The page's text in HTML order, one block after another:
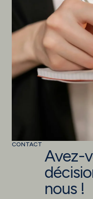
CONTACT
Avez-
nous !